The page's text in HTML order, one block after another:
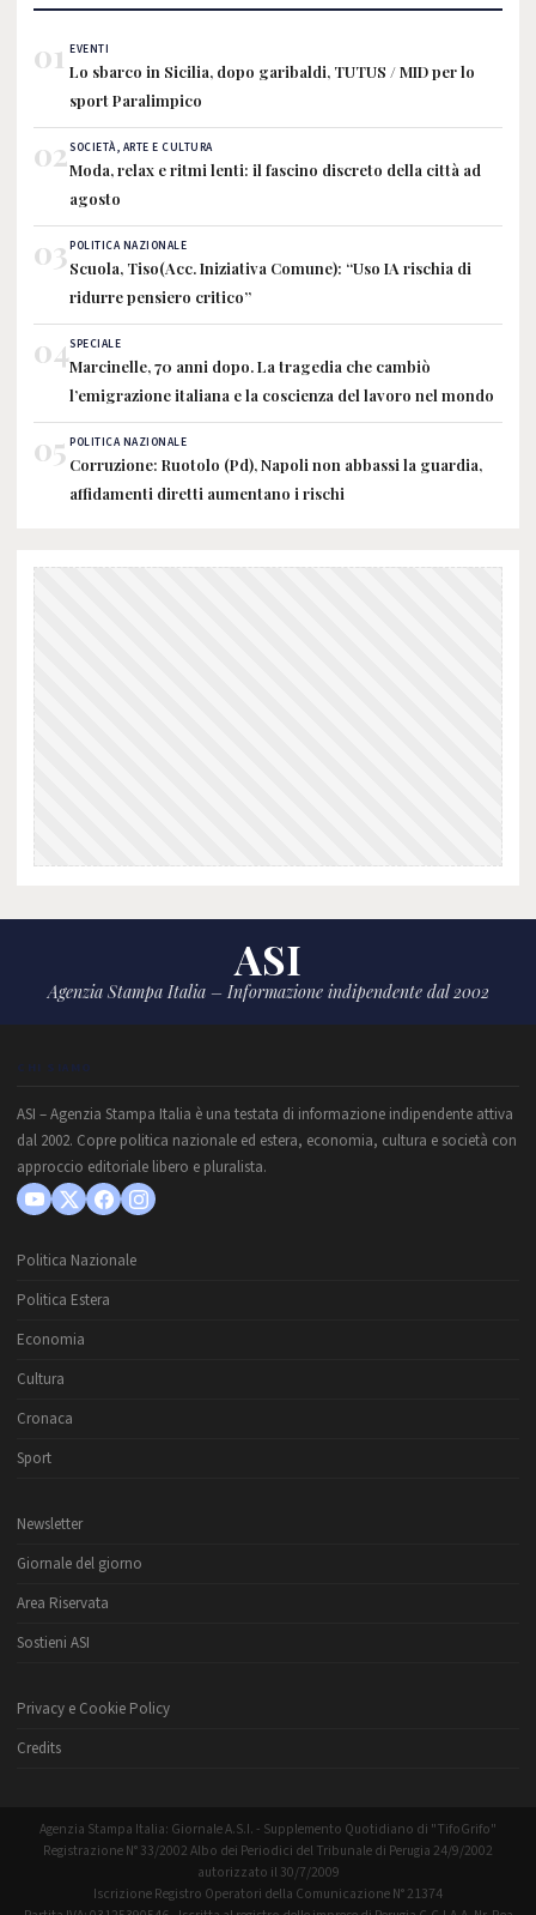
01 EVENTI
Lo sbarco in Sicilia, dopo garibaldi, TUTUS / MID per lo
sport Paralimpico
02SOCIETÀ, ARTE E CULTURA
Moda, relax e ritmi lenti: il fascino discreto della città ad
agosto
03POLITICA NAZIONALE
Scuola, Tiso(Acc. Iniziativa Comune): “Uso IA rischia di
ridurre pensiero critico”
04SPECIALE
Marcinelle, 70 anni dopo. La tragedia che cambiò
l’emigrazione italiana e la coscienza del lavoro nel mondo
05 POLITICA NAZIONALE
Corruzione: Ruotolo (Pd), Napoli non abbassi la guardia,
affidamenti diretti aumentano i rischi
ASI
Agenzia Stampa Italia – Informazione indipendente dal 2002
CHI SIAMO
ASI – Agenzia Stampa Italia è una testata di informazione indipendente attiva
dal 2002. Copre politica nazionale ed estera, economia, cultura e società con
approccio editoriale libero e pluralista.
Politica Nazionale
Politica Estera
Economia
Cultura
Cronaca
Sport
Newsletter
Giornale del giorno
Area Riservata
Sostieni ASI
Privacy e Cookie Policy
Credits
Agenzia Stampa Italia: Giornale A.S.I. - Supplemento Quotidiano di "TifoGrifo"
Registrazione N° 33/2002 Albo dei Periodici del Tribunale di Perugia 24/9/2002
autorizzato il 30/7/2009
Iscrizione Registro Operatori della Comunicazione N° 21374